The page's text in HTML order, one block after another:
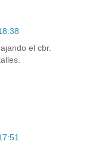
el cbr.